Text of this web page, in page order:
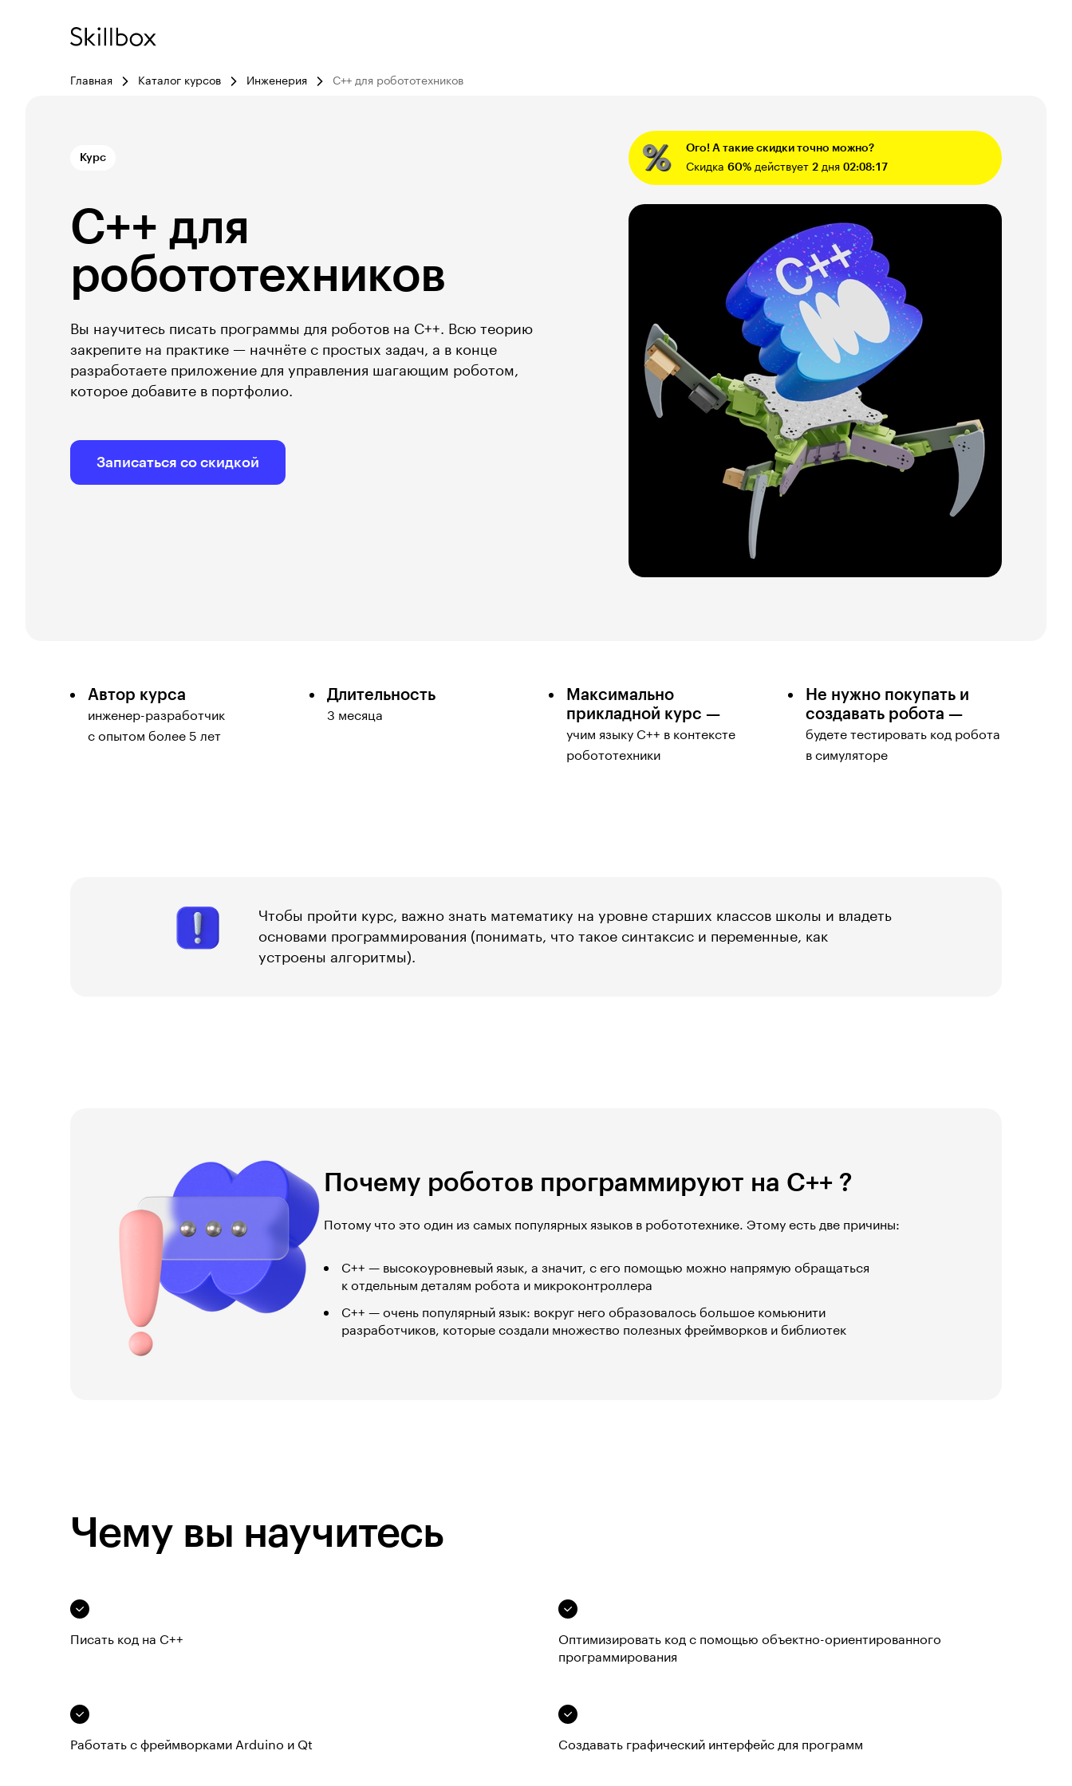
Главная Каталог курсов Инженерия C++ для робототехников
Ого! А такие скидки точно можно?
Скидка 60% действует 2 дня 02:08:16
Записаться со скидкой
Курс
C++ для
робототехников
Вы научитесь писать программы для роботов на С++. Всю теорию
закрепите на практике — начнёте с простых задач, а в конце
разработаете приложение для управления шагающим роботом,
которое добавите в портфолио.
Автор курса
инженер-разработчик
с опытом более 5 лет
Длительность
3 месяца
Максимально
прикладной курс —
учим языку C++ в контексте
робототехники
Не нужно покупать и
создавать робота —
будете тестировать код робота
в симуляторе
Чтобы пройти курс, важно знать математику на уровне старших классов школы и владеть
основами программирования (понимать, что такое синтаксис и переменные, как
устроены алгоритмы).
Почему роботов программируют на С++ ?
Потому что это один из самых популярных языков в робототехнике. Этому есть две причины:
C++ — высокоуровневый язык, а значит, с его помощью можно напрямую обращаться
к отдельным деталям робота и микроконтроллера
С++ — очень популярный язык: вокруг него образовалось большое комьюнити
разработчиков, которые создали множество полезных фреймворков и библиотек
Чему вы научитесь
Писать код на C++
Оптимизировать код с помощью объектно-ориентированного
программирования
Работать с фреймворками Arduino и Qt Создавать графический интерфейс для программ